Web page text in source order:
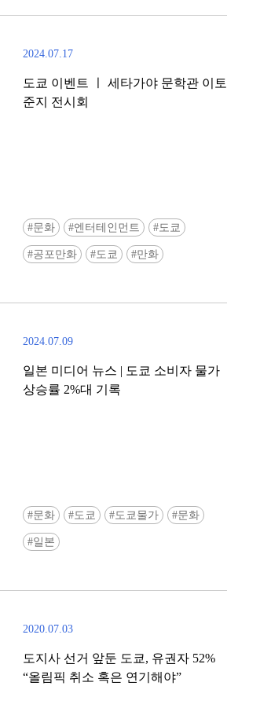
2024.07.17
도쿄 이벤트 ㅣ 세타가야 문학관 이토
준지 전시회
문화 엔터테인먼트 도쿄
공포만화 도쿄 만화
2024.07.09
일본 미디어 뉴스 | 도쿄 소비자 물가
상승률 2%대 기록
문화 도쿄 도쿄물가 문화
일본
2020.07.03
도지사 선거 앞둔 도쿄, 유권자 52%
“올림픽 취소 혹은 연기해야”
쿠폰 선착순 증정!